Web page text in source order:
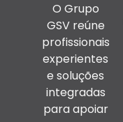
O Grupo
GSV reúne
profissionais
experientes
e soluções
integradas
para apoiar